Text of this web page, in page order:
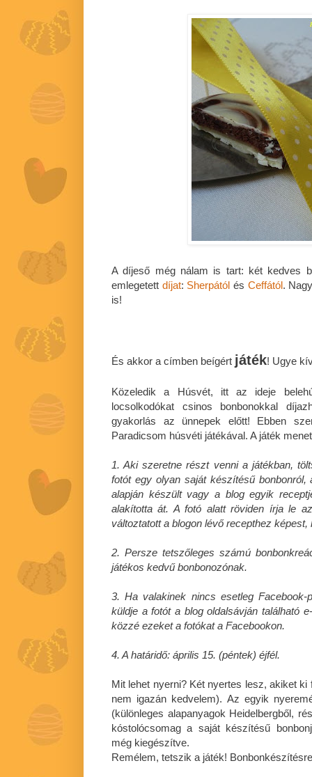
A díjeső még nálam is tart: két kedves
emlegetett díjat: Sherpától és Ceffától .
is!
És akkor a címben beígért játék! Ugye
Közeledik a Húsvét, itt az ideje
locsolkodókat csinos bonbonokkal
gyakorlás az ünnepek előtt! Ebben
Paradicsom húsvéti játékával. A játék
1. Aki szeretne részt venni a játékban,
fotót egy olyan saját készítésű
alapján készült vagy a blog egyik
alakította át. A fotó alatt röviden írja le
változtatott a blogon lévő recepthez
2. Persze tetszőleges számú
játékos kedvű bonbonozónak.
3. Ha valakinek nincs esetleg
küldje a fotót a blog oldalsávján található
közzé ezeket a fotókat a Facebookon.
4. A határidő: április 15. (péntek) éjfél.
Mit lehet nyerni? Két nyertes lesz, akiket
nem igazán kedvelem). Az egyik
(különleges alapanyagok Heidelbergből,
kóstolócsomag a saját készítésű
még kiegészítve.
Remélem, tetszik a játék!